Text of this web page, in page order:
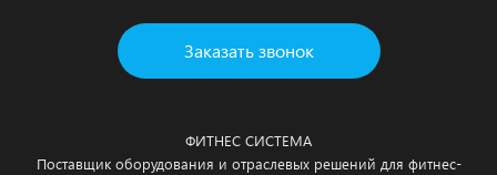
Заказать звонок
ФИТНЕС СИСТЕМА
Поставщик оборудования и отраслевых решений для фитнес-